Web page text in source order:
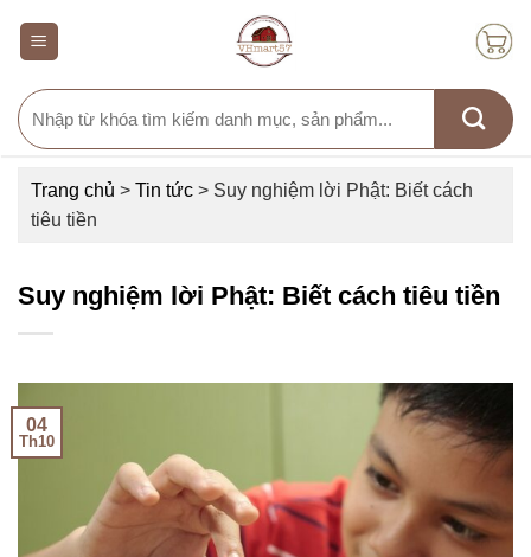
Search
for:
Trang chủ > Tin tức > Suy nghiệm lời Phật: Biết cách
tiêu tiền
Suy nghiệm lời Phật: Biết cách tiêu tiền
04
Th10